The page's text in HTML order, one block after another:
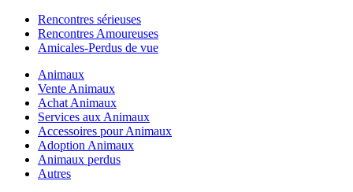
Rencontres sérieuses
Rencontres Amoureuses
Amicales-Perdus de vue
Animaux
Vente Animaux
Achat Animaux
Services aux Animaux
Accessoires pour Animaux
Adoption Animaux
Animaux perdus
Autres